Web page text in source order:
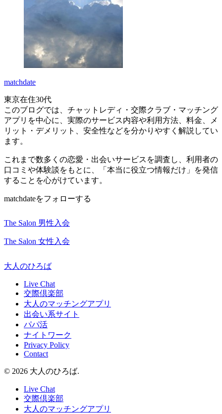
matchdate
東京在住30代
このブログでは、チャットレディ・交際クラブ・マッチング
アプリを中心に、実際のサービス内容や利用方法、料金、メ
リット・デメリット、安全性などを分かりやすく解説してい
ます。
これまで数多くの恋愛・出会いサービスを調査し、利用者の
口コミや体験談をもとに、「本当に役立つ情報だけ」を発信
することを心がけています。
matchdateをフォローする
The Salon 男性入会
The Salon 女性入会
大人のひろば
Live Chat
交際倶楽部
大人のマッチングアプリ
出会い系サイト
パパ活
ナイトワーク
Privacy Policy
Contact
© 2026 大人のひろば.
Live Chat
交際倶楽部
大人のマッチングアプリ